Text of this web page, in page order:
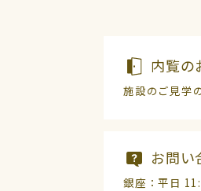
内覧の
施設のご見学
お問い
銀座：平日